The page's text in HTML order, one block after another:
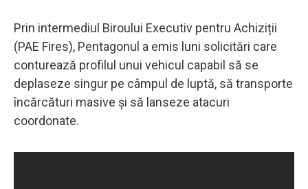
Prin intermediul Biroului Executiv pentru Achiziții
(PAE Fires), Pentagonul a emis luni solicitări care
conturează profilul unui vehicul capabil să se
deplaseze singur pe câmpul de luptă, să transporte
încărcături masive și să lanseze atacuri
coordonate.